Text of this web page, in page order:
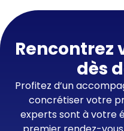
Rencontrez
dès
Profitez d’un
concrétiser votre
experts sont à votre